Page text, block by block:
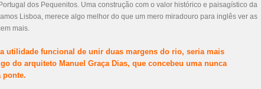
dos Pequenitos. Uma construção com o valor histórico e paisagístico da
Lisboa, merece algo melhor do que um mero miradouro para inglês ver as
mais.
utilidade funcional de unir duas margens do rio, seria mais
do arquiteto Manuel Graça Dias, que concebeu uma nunca
ponte.